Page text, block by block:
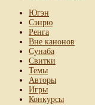
Югэн
Сэнрю
Ренга
Вне канонов
Сунаба
Свитки
Темы
Авторы
Игры
Конкурсы